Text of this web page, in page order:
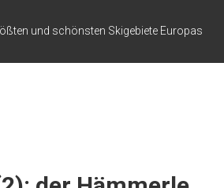
und schönsten Skigebiete Europas